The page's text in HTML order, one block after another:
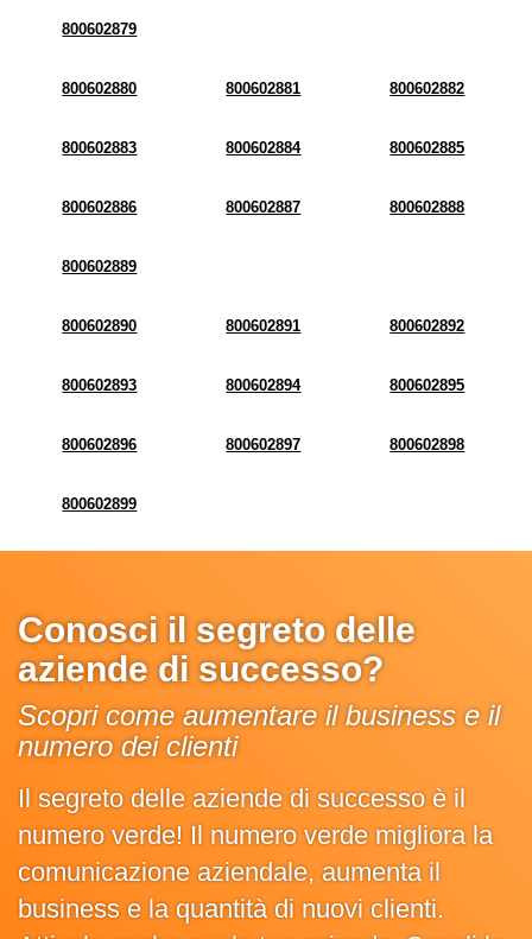
800602879
800602880 800602881 800602882
800602883 800602884 800602885
800602886 800602887 800602888
800602889
800602890 800602891 800602892
800602893 800602894 800602895
800602896 800602897 800602898
800602899
Conosci il segreto delle
aziende di successo?
Scopri come aumentare il business e il
numero dei clienti
Il segreto delle aziende di successo è il
numero verde! Il numero verde migliora la
comunicazione aziendale, aumenta il
business e la quantità di nuovi clienti.